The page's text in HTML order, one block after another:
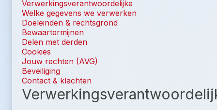
Verwerkingsverantwoordelijke
Welke gegevens we verwerken
Doeleinden & rechtsgrond
Bewaartermijnen
Delen met derden
Cookies
Jouw rechten (AVG)
Beveiliging
Contact & klachten